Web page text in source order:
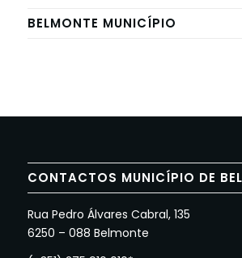
BELMONTE MUNICÍPIO
CONTACTOS MUNICÍPIO DE
Rua Pedro Álvares Cabral, 135
6250 – 088 Belmonte